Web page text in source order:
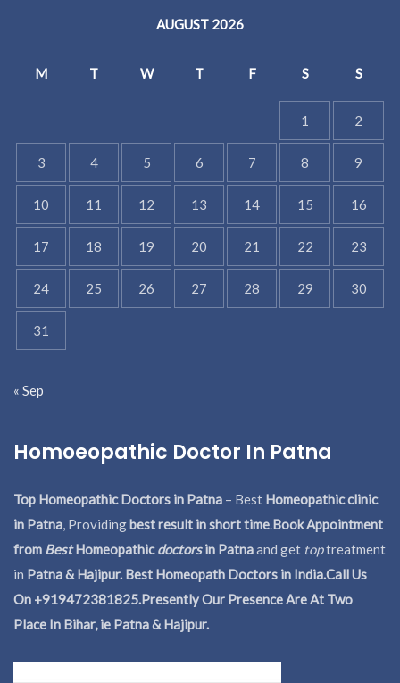
AUGUST 2026
M T W T F S S
1 2
3 4 5 6 7 8 9
10 11 12 13 14 15 16
17 18 19 20 21 22 23
24 25 26 27 28 29 30
31
« Sep
Homoeopathic Doctor In Patna
Top Homeopathic Doctors in Patna – Best Homeopathic clinic
in Patna, Providingbest result in short time.Book Appointment
from BestHomeopathicdoctorsin Patnaand get toptreatment
in Patna & Hajipur. Best Homeopath Doctors in India.Call Us
On +919472381825.Presently Our Presence Are At Two
Place In Bihar, ie Patna & Hajipur.